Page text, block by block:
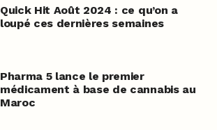
Quick Hit Août 2024 : ce qu’on a
loupé ces dernières semaines
Pharma 5 lance le premier
médicament à base de cannabis au
Maroc